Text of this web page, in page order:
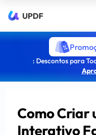
UPDF
: Descontos para
Como Criar
Interativo